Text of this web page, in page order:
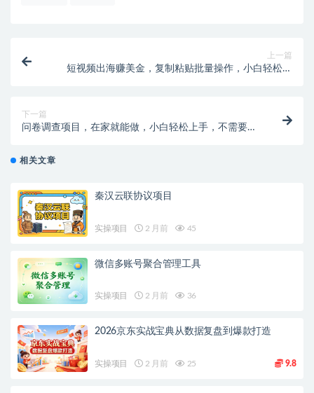
上一篇
短视频出海赚美金，复制粘贴批量操作，小白轻松掌
下一篇
问卷调查项目，在家就能做，小白轻松上手，不需要经
相关文章
秦汉云联协议项目
实操项目 2 月前 45
微信多账号聚合管理工具
实操项目 2 月前 36
2026京东实战宝典从数据复盘到爆款打造
实操项目 2 月前 25 9.8